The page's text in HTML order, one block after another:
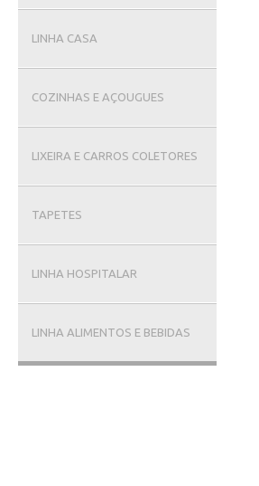
LINHA CASA
COZINHAS E AÇOUGUES
LIXEIRA E CARROS COLETORES
TAPETES
LINHA HOSPITALAR
LINHA ALIMENTOS E BEBIDAS